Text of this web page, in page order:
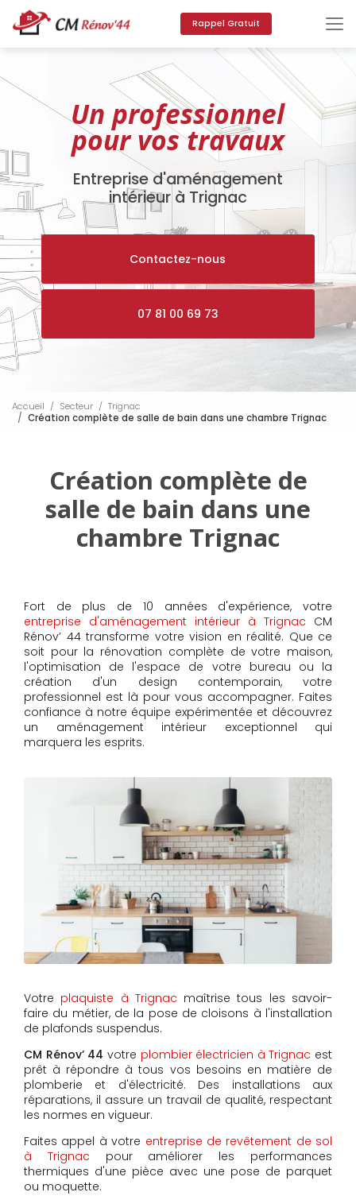
au
contenu
principal
Rappel Gratuit
Un professionnel
pour vos travaux
Entreprise d'aménagement
intérieur à Trignac
Contactez-nous
07 81 00 69 73
Accueil Secteur
Trignac
Création complète de salle de bain dans une chambre Trignac
Création complète de
salle de bain dans une
chambre Trignac
Fort de plus de 10 années d'expérience, votre
entreprise d'aménagement intérieur à Trignac CM
Rénov’ 44 transforme votre vision en réalité. Que ce
soit pour la rénovation complète de votre maison,
l'optimisation de l'espace de votre bureau ou la
création d'un design contemporain, votre
professionnel est là pour vous accompagner. Faites
confiance à notre équipe expérimentée et découvrez
un aménagement intérieur exceptionnel qui
marquera les esprits.
Votre plaquiste à Trignac maîtrise tous les savoir-
faire du métier, de la pose de cloisons à l'installation
de plafonds suspendus.
CM Rénov’ 44 votre plombier électricien à Trignac est
prêt à répondre à tous vos besoins en matière de
plomberie et d'électricité. Des installations aux
réparations, il assure un travail de qualité, respectant
les normes en vigueur.
Faites appel à votre entreprise de revêtement de sol
à Trignac pour améliorer les performances
thermiques d'une pièce avec une pose de parquet
ou moquette.